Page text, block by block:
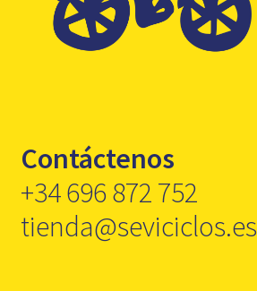
Contáctenos
+34 696 872 752
tienda@seviciclos.es